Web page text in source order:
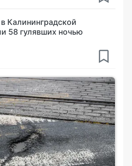
Калининградской
58 гулявших ночью